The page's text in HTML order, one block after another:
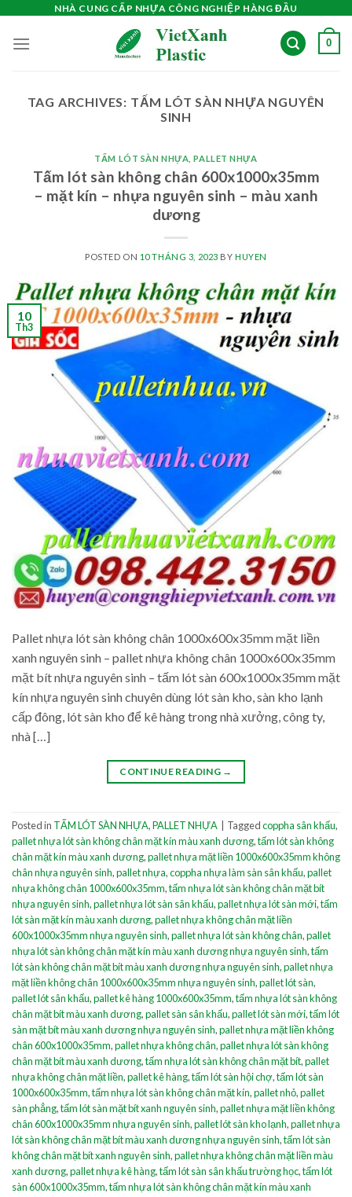
content
NHÀ CUNG CẤP NHỰA CÔNG NGHIỆP HÀNG ĐẦU
0
TAG ARCHIVES: TẤM LÓT SÀN NHỰA NGUYÊN
SINH
TẤM LÓT SÀN NHỰA ,PALLET NHỰA
Tấm lót sàn không chân 600x1000x35mm
– mặt kín – nhựa nguyên sinh – màu xanh
dương
POSTED ON 10 THÁNG 3, 2023 BY HUYEN
10
Th3
Pallet nhựa lót sàn không chân 1000x600x35mm mặt liền
xanh nguyên sinh – pallet nhựa không chân 1000x600x35mm
mặt bít nhựa nguyên sinh – tấm lót sàn 600x1000x35mm mặt
kín nhựa nguyên sinh chuyên dùng lót sàn kho, sàn kho lạnh
cấp đông, lót sàn kho để kê hàng trong nhà xưởng, công ty,
nhà […]
CONTINUE READING →
Posted in TẤM LÓT SÀN NHỰA,PALLET NHỰA Taggedcoppha sân khấu,
pallet nhựa lót sàn không chân mặt kín màu xanh dương,tấm lót sàn không
chân mặt kín màu xanh dương,pallet nhựa mặt liền 1000x600x35mm không
chân nhựa nguyên sinh,pallet nhựa,coppha nhựa làm sàn sân khấu,pallet
nhựa không chân 1000x600x35mm,tấm nhựa lót sàn không chân mặt bít
nhựa nguyên sinh,pallet nhựa lót sàn sân khấu,pallet nhựa lót sàn mới,tấm
lót sàn mặt kín màu xanh dương,pallet nhựa không chân mặt liền
600x1000x35mm nhựa nguyên sinh,pallet nhựa lót sàn không chân,pallet
nhựa lót sàn không chân mặt kín màu xanh dương nhựa nguyên sinh,tấm
lót sàn không chân mặt bít màu xanh dương nhựa nguyên sinh,pallet nhựa
mặt liền không chân 1000x600x35mm nhựa nguyên sinh,pallet lót sàn,
pallet lót sân khấu,pallet kê hàng 1000x600x35mm,tấm nhựa lót sàn không
chân mặt bít màu xanh dương,pallet sàn sân khấu,pallet lót sàn mới,tấm lót
sàn mặt bít màu xanh dương nhựa nguyên sinh,pallet nhựa mặt liền không
chân 600x1000x35mm,pallet nhựa không chân,pallet nhựa lót sàn không
chân mặt bít màu xanh dương,tấm nhựa lót sàn không chân mặt bít,pallet
nhựa không chân mặt liền,pallet kê hàng,tấm lót sàn hội chợ,tấm lót sàn
1000x600x35mm,tấm nhựa lót sàn không chân mặt kín,pallet nhỏ,pallet
sàn phẳng,tấm lót sàn mặt bít xanh nguyên sinh,pallet nhựa mặt liền không
chân 600x1000x35mm nhựa nguyên sinh,pallet lót sàn kho lạnh,pallet nhựa
lót sàn không chân mặt bít màu xanh dương nhựa nguyên sinh,tấm lót sàn
không chân mặt bít xanh nguyên sinh,pallet nhựa không chân mặt liền màu
xanh dương,pallet nhựa kê hàng,tấm lót sàn sân khấu trường học,tấm lót
sàn 600x1000x35mm,tấm nhựa lót sàn không chân mặt kín màu xanh